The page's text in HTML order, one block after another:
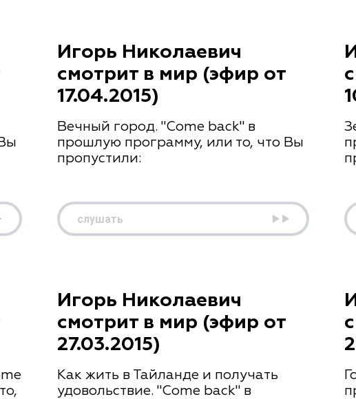
Игорь Николаевич
смотрит в мир (эфир от
17.04.2015)
Вечный город. "Come back" в
прошлую программу, или то, что Вы
пропустили:
слушать
Игорь Николаевич
смотрит в мир (эфир от
27.03.2015)
Как жить в Тайланде и получать
удовольствие. "Come back" в